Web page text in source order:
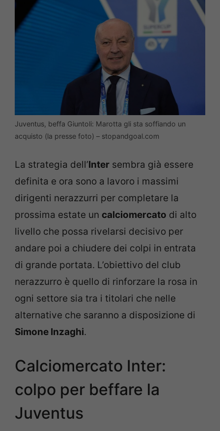
Juventus, beffa Giuntoli: Marotta gli sta soffiando un
acquisto (la presse foto) – stopandgoal.com
La strategia dell’Inter sembra già essere
definita e ora sono a lavoro i massimi
dirigenti nerazzurri per completare la
prossima estate un calciomercato di alto
livello che possa rivelarsi decisivo per
andare poi a chiudere dei colpi in entrata
di grande portata. L’obiettivo del club
nerazzurro è quello di rinforzare la rosa in
ogni settore sia tra i titolari che nelle
alternative che saranno a disposizione di
Simone Inzaghi.
Calciomercato Inter:
colpo per beffare la
Juventus